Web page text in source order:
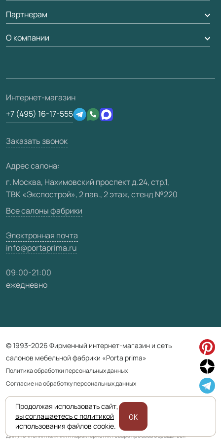
Рейки, баффели, стеллажи
Погонаж
Гарантия
Вопрос-ответ
Отзывы клиентов
Техническая информация
Юридическая информация
Вызов замерщика
Доставка
Партнерам
Дизайнерам / архитекторам
Скачать материалы
3D-модели
О компании
О фабрике
Сертификаты
Производство
Вакансии
Видео
Карта сайта
Интернет-магазин
+7 (495) 16-17-555
Заказать звонок
Адрес салона:
г. Москва, Нахимовский проспект д.24, стр.1,
ТВК «Экспострой», 2 пав., 2 этаж, стенд №220
Все салоны фабрики
Электронная почта
info@portaprima.ru
09:00-21:00
ежедневно
© 1993-2026 Фирменный интернет-магазин и сеть
салонов мебельной фабрики «Porta prima»
Политика обработки персональных данных
Согласие на обработку персональных данных
Приведенная на сайте информация не является публичной офертой
и носит информационно ознакомительный характер.
Для уточнения наличия и характеристик товара просьба обращаться
Продолжая использовать сайт,
вы соглашаетесь с политикой
использования файлов cookie.
OK